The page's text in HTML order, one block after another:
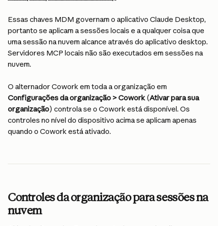
Essas chaves MDM governam o aplicativo Claude Desktop,
portanto se aplicam a sessões locais e a qualquer coisa que
uma sessão na nuvem alcance através do aplicativo desktop.
Servidores MCP locais não são executados em sessões na
nuvem.
O alternador Cowork em toda a organização em
Configurações da organização > Cowork (Ativar para sua
organização) controla se o Cowork está disponível. Os
controles no nível do dispositivo acima se aplicam apenas
quando o Cowork está ativado.
Controles da organização para sessões na
nuvem